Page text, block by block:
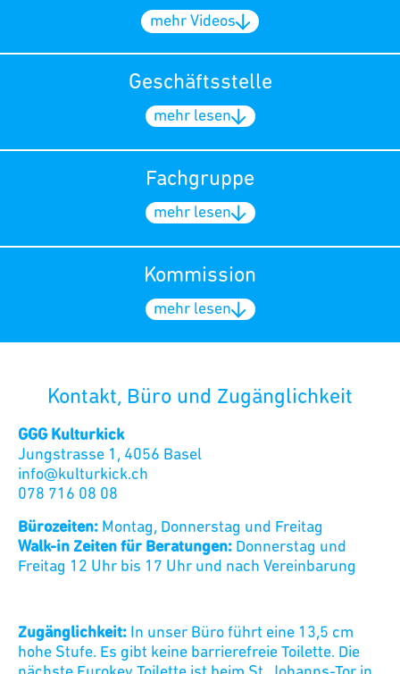
mehr Videos
Geschäftsstelle
mehr lesen
Fachgruppe
mehr lesen
Kommission
mehr lesen
Kontakt, Büro und Zugänglichkeit
GGG Kulturkick
Jungstrasse 1, 4056 Basel
info@kulturkick.ch
078 716 08 08
Bürozeiten: Montag, Donnerstag und Freitag
Walk-in Zeiten für Beratungen: Donnerstag und
Freitag 12 Uhr bis 17 Uhr und nach Vereinbarung
Zugänglichkeit: In unser Büro führt eine 13,5 cm
hohe Stufe. Es gibt keine barrierefreie Toilette. Die